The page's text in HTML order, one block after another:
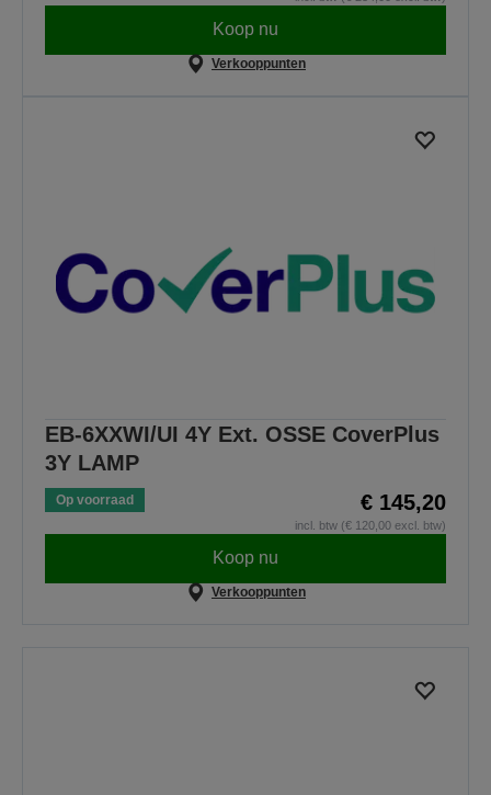
Koop nu
Verkooppunten
EB-6XXWI/UI 4Y Ext. OSSE CoverPlus
3Y LAMP
Op voorraad € 145,20
incl. btw (€ 120,00 excl. btw)
Koop nu
Verkooppunten